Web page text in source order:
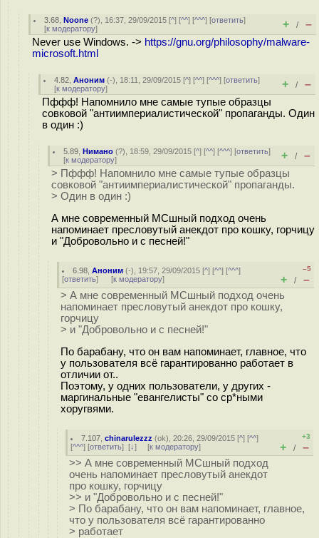
3.68 ,Noone (?), 16:37, 29/09/2015 [^] [^^] [^^^] [ответить]
[к модератору] + / –
Never use Windows. -> https://gnu.org/philosophy/malware-
microsoft.html
4.82 ,Аноним (-), 18:11, 29/09/2015 [^] [^^] [^^^] [ответить]
[к модератору] + / –
Пффф! Напомнило мне самые тупые образцы
совковой "антиимпериалистической" пропаганды. Один
в один :)
5.89 ,Нимано (?), 18:59, 29/09/2015 [^] [^^] [^^^] [ответить]
[к модератору] + / –
> Пффф! Напомнило мне самые тупые образцы
совковой "антиимпериалистической" пропаганды.
> Один в один :)
А мне современный МСшный подход очень
напоминает пресловутый анекдот про кошку, горчицу
и "Добровольно и с песней!"
6.98 ,Аноним (-), 19:57, 29/09/2015 [^] [^^] [^^^]
[ответить] [к модератору]
–5
+ / –
> А мне современный МСшный подход очень
напоминает пресловутый анекдот про кошку,
горчицу
> и "Добровольно и с песней!"
По барабану, что он вам напоминает, главное, что
у пользователя всё гарантированно работает в
отличии от..
Поэтому, у одних пользователи, у других -
маргинальные "евангелисты" со ср*ными
хоругвями.
7.107 ,chinarulezzz (ok), 20:26, 29/09/2015 [^] [^^]
[^^^] [ответить] [↓] [к модератору]
+3
+ / –
>> А мне современный МСшный подход
очень напоминает пресловутый анекдот
про кошку, горчицу
>> и "Добровольно и с песней!"
> По барабану, что он вам напоминает, главное,
что у пользователя всё гарантированно
> работает